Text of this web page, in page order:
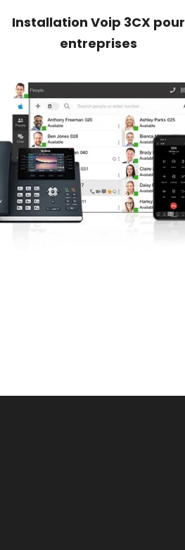
Installation Voip 3CX pour
entreprises